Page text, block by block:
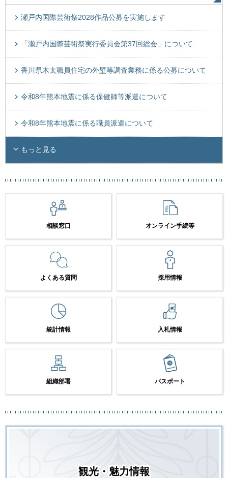
瀬戸内国際芸術祭2028作品公募を実施します
「瀬戸内国際芸術祭実行委員会第37回総会」について
香川県木太職員住宅の外壁等調査業務に係る公募について
令和8年熊本地震に係る保健師等派遣について
令和8年熊本地震に係る職員派遣について
もっと見る
相談窓口 オンライン手続等
よくある質問 採用情報
統計情報 入札情報
組織部署 パスポート
観光・魅力情報